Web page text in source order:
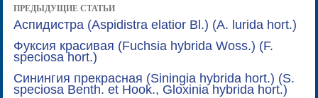
ПРЕДЫДУЩИЕ СТАТЬИ
Аспидистра (Aspidistra elatior Bl.) (A. lurida hort.)
Фуксия красивая (Fuchsia hybrida Woss.) (F.
speciosa hort.)
Синингия прекрасная (Siningia hybrida hort.) (S.
speciosa Benth. et Hook., Gloxinia hybrida hort.)